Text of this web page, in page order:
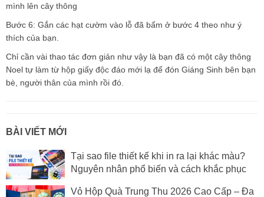
mình lên cây thông
Bước 6: Gắn các hạt cườm vào lỗ đã bấm ở bước 4 theo như ý
thích của bạn.
Chỉ cần vài thao tác đơn giản như vậy là bạn đã có một cây thông
Noel tự làm từ hộp giấy độc đáo mới lạ để đón Giáng Sinh bên bạn
bè, người thân của mình rồi đó.
BÀI VIẾT MỚI
Tại sao file thiết kế khi in ra lại khác màu?
Nguyên nhân phổ biến và cách khắc phục
Vỏ Hộp Quà Trung Thu 2026 Cao Cấp – Đa